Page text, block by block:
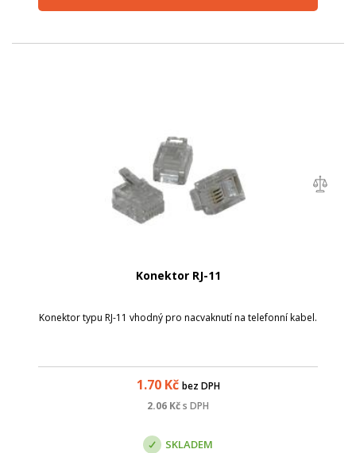
Konektor RJ-11
Konektor typu RJ-11 vhodný pro nacvaknutí na telefonní kabel.
1.70Kč bez DPH
2.06 Kčs DPH
SKLADEM